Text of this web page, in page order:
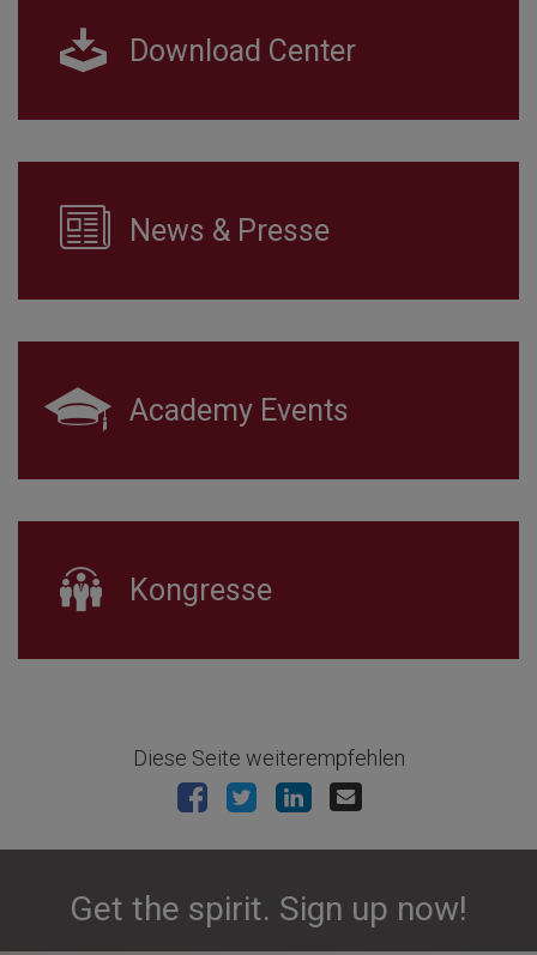
Download Center
News & Presse
Academy Events
Kongresse
Diese Seite weiterempfehlen
Get the spirit. Sign up now!